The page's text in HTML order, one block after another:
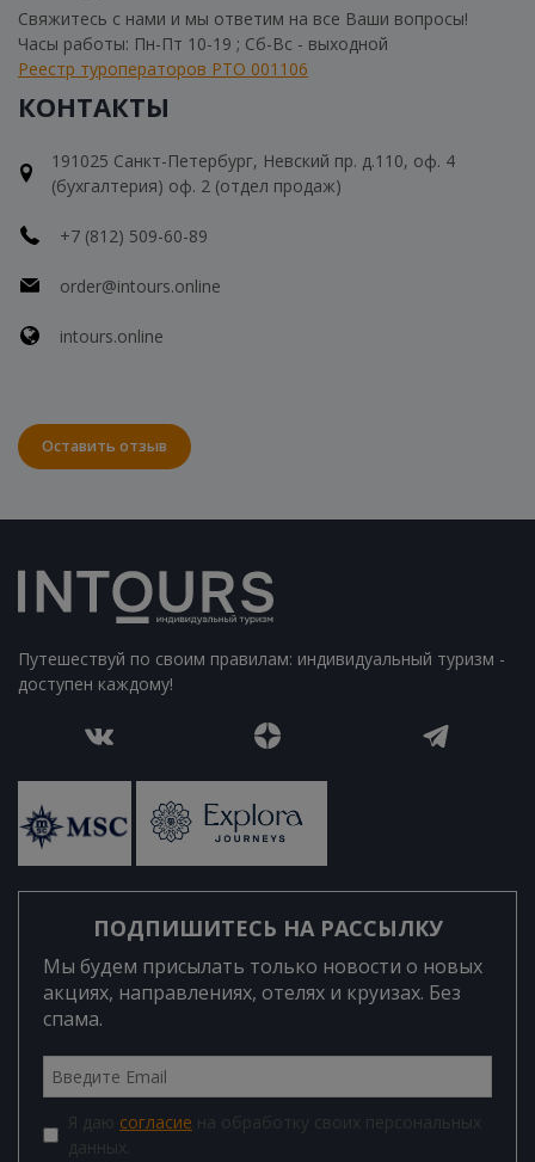
Свяжитесь с нами и мы ответим на все Ваши вопросы!
Часы работы: Пн-Пт 10-19 ; Сб-Вс - выходной
Реестр туроператоров РТО 001106
КОНТАКТЫ
191025 Санкт-Петербург, Невский пр. д.110, оф. 4
(бухгалтерия) оф. 2 (отдел продаж)
+7 (812) 509-60-89
order@intours.online
intours.online
Оставить отзыв
Путешествуй по своим правилам: индивидуальный туризм -
доступен каждому!
ПОДПИШИТЕСЬ НА РАССЫЛКУ
Мы будем присылать только новости о новых
акциях, направлениях, отелях и круизах. Без
спама.
Я даю согласие на обработку своих персональных
данных.